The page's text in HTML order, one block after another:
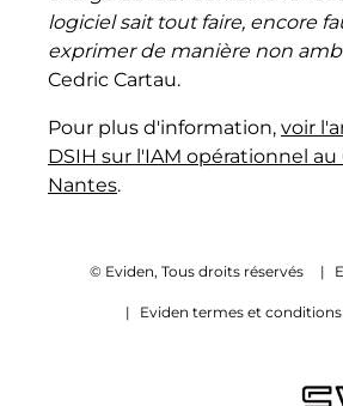
logiciel sait tout faire, encore
exprimer de manière non
Cedric Cartau.
Pour plus d'information, voir
DSIH sur l'IAM opérationnel au
Nantes.
© Eviden, Tous droits réservés |
| Eviden termes et conditions